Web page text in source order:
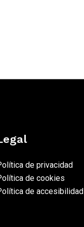
de privacidad
de cookies
de accesibilidad